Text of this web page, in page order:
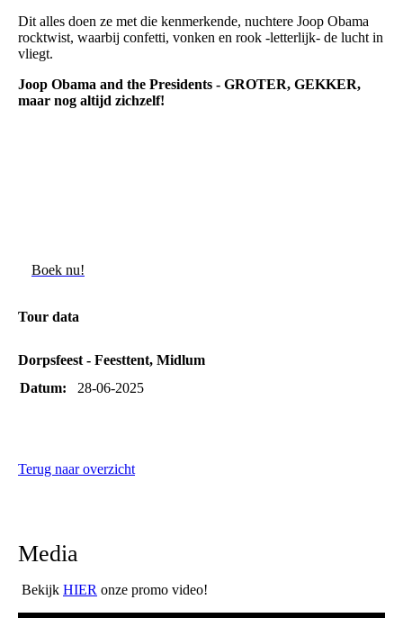
Dit alles doen ze met die kenmerkende, nuchtere Joop Obama
rocktwist, waarbij confetti, vonken en rook -letterlijk- de lucht in
vliegt.
Joop Obama and the Presidents - GROTER, GEKKER,
maar nog altijd zichzelf!
Boek nu!
Tour data
Dorpsfeest - Feesttent, Midlum
Datum:
28-06-2025
Terug naar overzicht
Media
Bekijk HIER onze promo video!